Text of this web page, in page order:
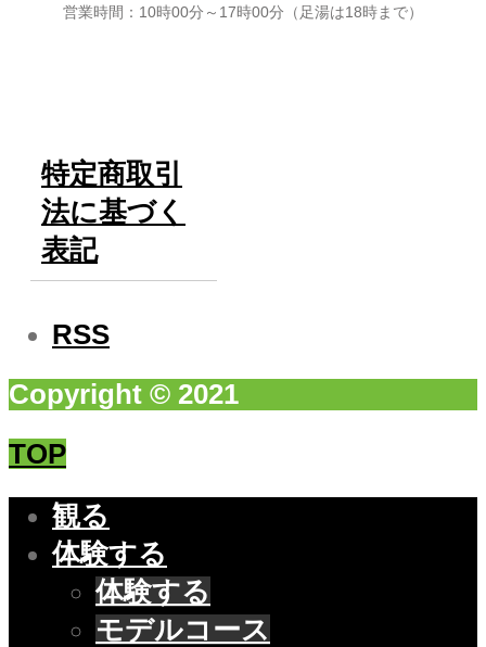
営業時間：10時00分～17時00分（足湯は18時まで）
特定商取引
法に基づく
表記
RSS
Copyright © 2021
TOP
観る
体験する
体験する
モデルコース